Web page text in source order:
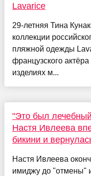
Lavarice
29-летняя Тина
коллекции
пляжной одежды
французского
изделиях м...
"Это был
Настя Ивлеева
бикини и
Настя Ивлеева
имиджу до "отмены"